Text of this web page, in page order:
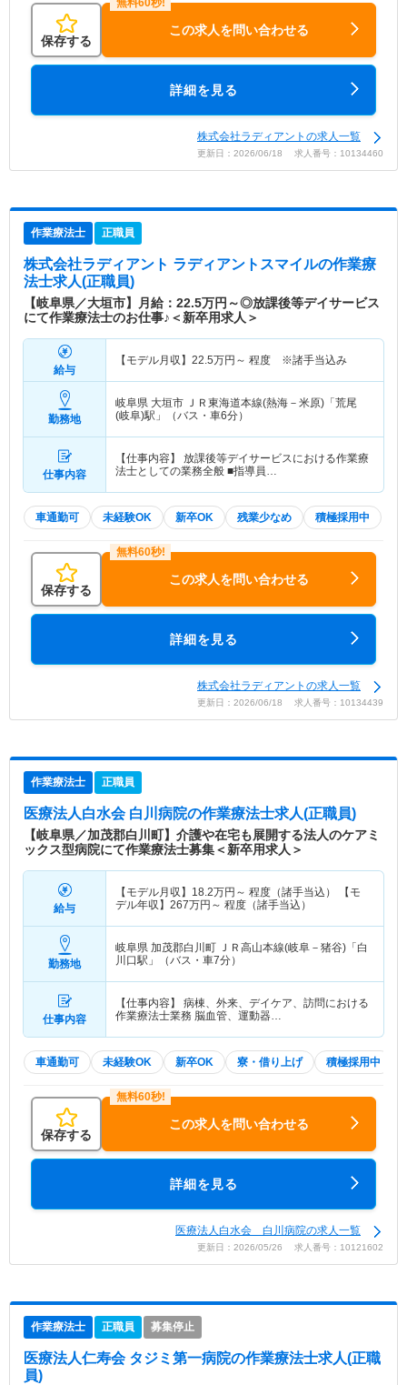
保存する
この求人を問い合わせる
詳細を見る
株式会社ラディアントの求人一覧
更新日：2026/06/18 求人番号：10134460
作業療法士 正職員
株式会社ラディアント ラディアントスマイルの作業療
法士求人(正職員)
【岐阜県／大垣市】月給：22.5万円～◎放課後等デイサービス
にて作業療法士のお仕事♪＜新卒用求人＞
給与
【モデル月収】 22.5万円～ 程度 ※諸手当込み
勤務地
岐阜県 大垣市 ＪＲ東海道本線(熱海－米原)「荒尾
(岐阜)駅」（バス・車6分）
仕事内容
【仕事内容】 放課後等デイサービスにおける作業療
法士としての業務全般 ■指導員…
車通勤可 未経験OK 新卒OK 残業少なめ 積極採用中
保存する
この求人を問い合わせる
詳細を見る
株式会社ラディアントの求人一覧
更新日：2026/06/18 求人番号：10134439
作業療法士 正職員
医療法人白水会 白川病院の作業療法士求人(正職員)
【岐阜県／加茂郡白川町】介護や在宅も展開する法人のケアミ
ックス型病院にて作業療法士募集＜新卒用求人＞
給与
【モデル月収】 18.2万円～ 程度（諸手当込） 【モ
デル年収】 267万円～ 程度（諸手当込）
勤務地
岐阜県 加茂郡白川町 ＪＲ高山本線(岐阜－猪谷)「白
川口駅」（バス・車7分）
仕事内容
【仕事内容】 病棟、外来、デイケア、訪問における
作業療法士業務 脳血管、運動器…
車通勤可 未経験OK 新卒OK 寮・借り上げ 積極採用中
保存する
この求人を問い合わせる
詳細を見る
医療法人白水会 白川病院の求人一覧
更新日：2026/05/26 求人番号：10121602
作業療法士 正職員 募集停止
医療法人仁寿会 タジミ第一病院の作業療法士求人(正職
員)